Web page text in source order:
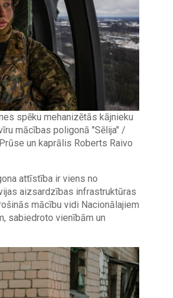
spēku mehanizētās kājnieku
mācības poligonā "Sēlija" /
un kaprālis Roberts Raivo
attīstība ir viens no
aizsardzības infrastruktūras
mācību vidi Nacionālajiem
sabiedroto vienībām un